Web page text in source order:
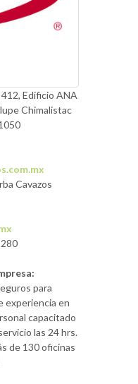
Edificio ANA
Chimalistac
Cavazos
para
experiencia en
capacitado
las 24 hrs.
de 130 oficinas